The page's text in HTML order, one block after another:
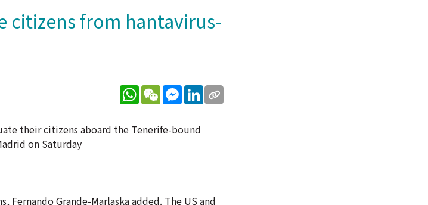
citizens from hantavirus-
WhatsApp
WeChatMessenger
LinkedIn
their citizens aboard the Tenerife-bound
on Saturday
Grande-Marlaska added. The US and